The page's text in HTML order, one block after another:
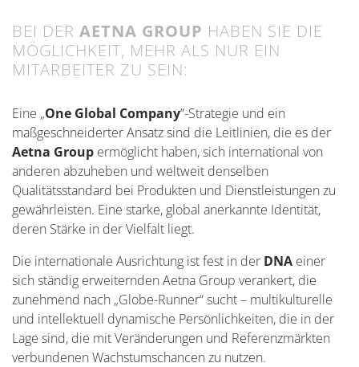
BEI DERAETNA GROUP HABEN SIE DIE
MÖGLICHKEIT, MEHR ALS NUR EIN
MITARBEITER ZU SEIN:
Eine „One Global Company“-Strategie und ein
maßgeschneiderter Ansatz sind die Leitlinien, die es der
Aetna Group ermöglicht haben, sich international von
anderen abzuheben und weltweit denselben
Qualitätsstandard bei Produkten und Dienstleistungen zu
gewährleisten. Eine starke, global anerkannte Identität,
deren Stärke in der Vielfalt liegt.
Die internationale Ausrichtung ist fest in der DNA einer
sich ständig erweiternden Aetna Group verankert, die
zunehmend nach „Globe-Runner“ sucht – multikulturelle
und intellektuell dynamische Persönlichkeiten, die in der
Lage sind, die mit Veränderungen und Referenzmärkten
verbundenen Wachstumschancen zu nutzen.